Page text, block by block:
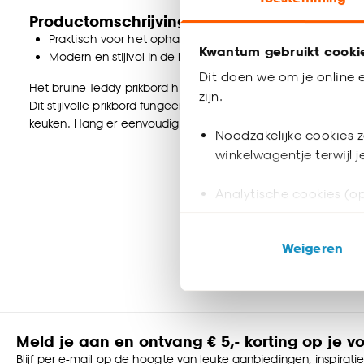
Kwantum gebruikt
Dit doen we om je online
zijn.
Noodzakelijke cookies
winkelwagentje terwijl
Analytische cookies
ook buiten de
Klik op ‘Ja, alles
Weigeren
Productomschrijving
Praktisch voor het ophangen van foto’s, kaartjes en
Modern en stijlvol in de kinderkamer, hal, woonkamer en
Het bruine Teddy prikbord heeft een zachte organische
Dit stijlvolle prikbord fungeert ook als wanddecoratie en is
keuken. Hang er eenvoudig foto's en kaartjes op en creëer
Meld je aan en ontvang € 5,- korting op je
Blijf per e-mail op de hoogte van leuke aanbiedingen,